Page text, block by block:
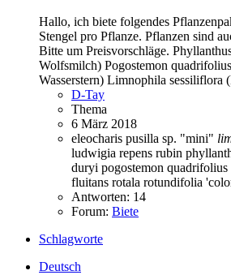
Hallo, ich biete folgendes
Stengel pro Pflanze. Pflanzen sind
Bitte um Preisvorschläge.
Wolfsmilch) Pogostemon
Wasserstern) Limnophila sessiliflora
D-Tay
Thema
6 März 2018
eleocharis pusilla sp. "mini"
ludwigia repens rubin
duryi pogostemon quadrifolius
fluitans rotala rotundifolia
Antworten: 14
Forum: Biete
Schlagworte
Deutsch